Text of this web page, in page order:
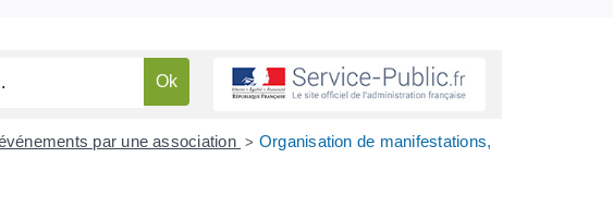
par une association > Organisation de manifestations,